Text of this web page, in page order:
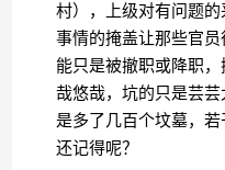
村），上级对有问题
事情的掩盖让那些官
能只是被撤职或降职
哉悠哉，坑的只是芸
是多了几百个坟墓，
还记得呢？